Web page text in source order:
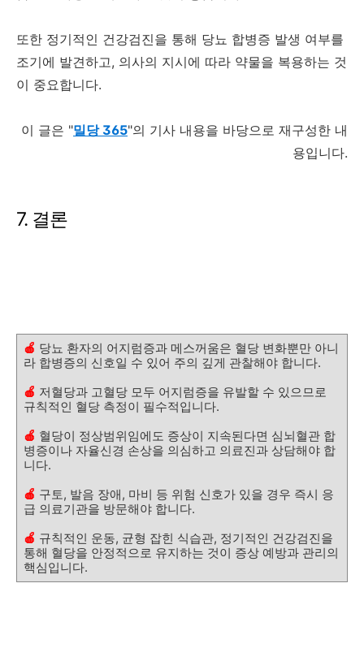
또한 정기적인 건강검진을 통해 당뇨 합병증 발생 여부를
조기에 발견하고, 의사의 지시에 따라 약물을 복용하는 것
이 중요합니다.
이 글은 "밀당 365"의 기사 내용을 바당으로 재구성한 내
용입니다.
7. 결론
🍎 당뇨 환자의 어지럼증과 메스꺼움은 혈당 변화뿐만 아니
라 합병증의 신호일 수 있어 주의 깊게 관찰해야 합니다.
🍎 저혈당과 고혈당 모두 어지럼증을 유발할 수 있으므로
규칙적인 혈당 측정이 필수적입니다.
🍎 혈당이 정상범위임에도 증상이 지속된다면 심뇌혈관 합
병증이나 자율신경 손상을 의심하고 의료진과 상담해야 합
니다.
🍎 구토, 발음 장애, 마비 등 위험 신호가 있을 경우 즉시 응
급 의료기관을 방문해야 합니다.
🍎 규칙적인 운동, 균형 잡힌 식습관, 정기적인 건강검진을
통해 혈당을 안정적으로 유지하는 것이 증상 예방과 관리의
핵심입니다.